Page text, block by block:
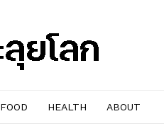
ตะลุย
โลก
FOOD HEALTH ABOUT